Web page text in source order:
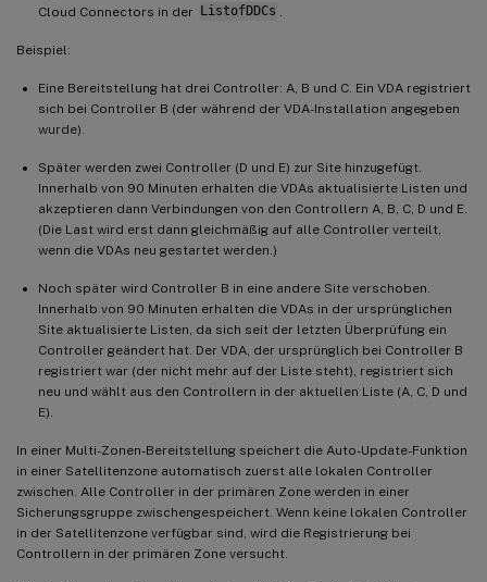
Cloud Connectors in der ListofDDCs
Beispiel:
Eine Bereitstellung hat drei Controller: A, B und C. Ein VDA registriert
sich bei Controller B (der während der VDA-Installation angegeben
wurde).
Später werden zwei Controller (D und E) zur Site hinzugefügt.
Innerhalb von 90 Minuten erhalten die VDAs aktualisierte Listen und
akzeptieren dann Verbindungen von den Controllern A, B, C, D und E.
(Die Last wird erst dann gleichmäßig auf alle Controller verteilt,
wenn die VDAs neu gestartet werden.)
Noch später wird Controller B in eine andere Site verschoben.
Innerhalb von 90 Minuten erhalten die VDAs in der ursprünglichen
Site aktualisierte Listen, da sich seit der letzten Überprüfung ein
Controller geändert hat. Der VDA, der ursprünglich bei Controller B
registriert war (der nicht mehr auf der Liste steht), registriert sich
neu und wählt aus den Controllern in der aktuellen Liste (A, C, D und
E).
In einer Multi-Zonen-Bereitstellung speichert die Auto-Update-Funktion
in einer Satellitenzone automatisch zuerst alle lokalen Controller
zwischen. Alle Controller in der primären Zone werden in einer
Sicherungsgruppe zwischengespeichert. Wenn keine lokalen Controller
in der Satellitenzone verfügbar sind, wird die Registrierung bei
Controllern in der primären Zone versucht.